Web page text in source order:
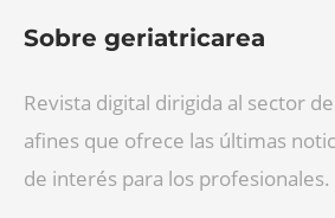
Sobre geriatricarea
Revista digital dirigida al sector
afines que ofrece las últimas
de interés para los profesionales.